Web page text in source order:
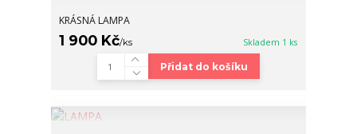
KRÁSNÁ LAMPA
1 900 Kč/ks Skladem 1 ks
Přidat do košíku